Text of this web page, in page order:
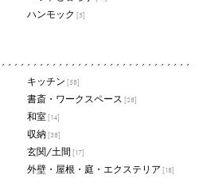
ハンモック [5]
キッチン [58]
書斎・ワークスペース [28]
和室 [14]
収納 [38]
玄関/土間 [17]
外壁・屋根・庭・エクステリア [18]